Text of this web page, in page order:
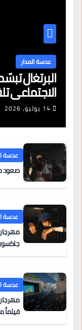
عدسة المدار
البرتغال
جديدة
14 يوليو، 2026
عدسة
صعود
عدسة
عدسة
فيلماً من 19 دولة أوروبية